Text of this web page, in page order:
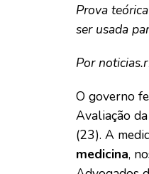
Prova
ser usada
Por
O governo
Avaliação
(23). A
medicina,